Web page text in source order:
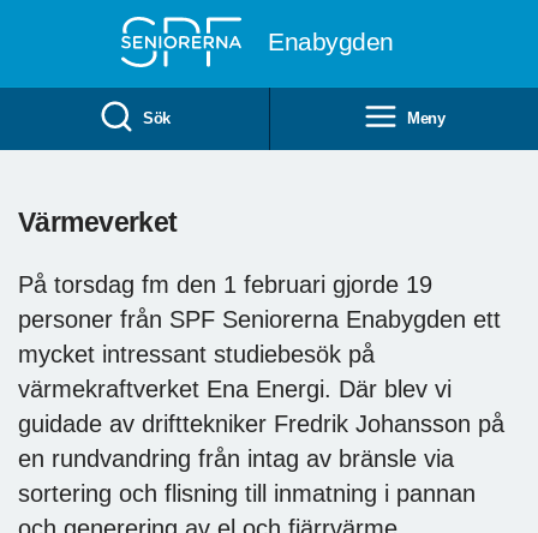
Enabygden
Sök Meny
Värmeverket
På torsdag fm den 1 februari gjorde 19
personer från SPF Seniorerna Enabygden ett
mycket intressant studiebesök på
värmekraftverket Ena Energi. Där blev vi
guidade av drifttekniker Fredrik Johansson på
en rundvandring från intag av bränsle via
sortering och flisning till inmatning i pannan